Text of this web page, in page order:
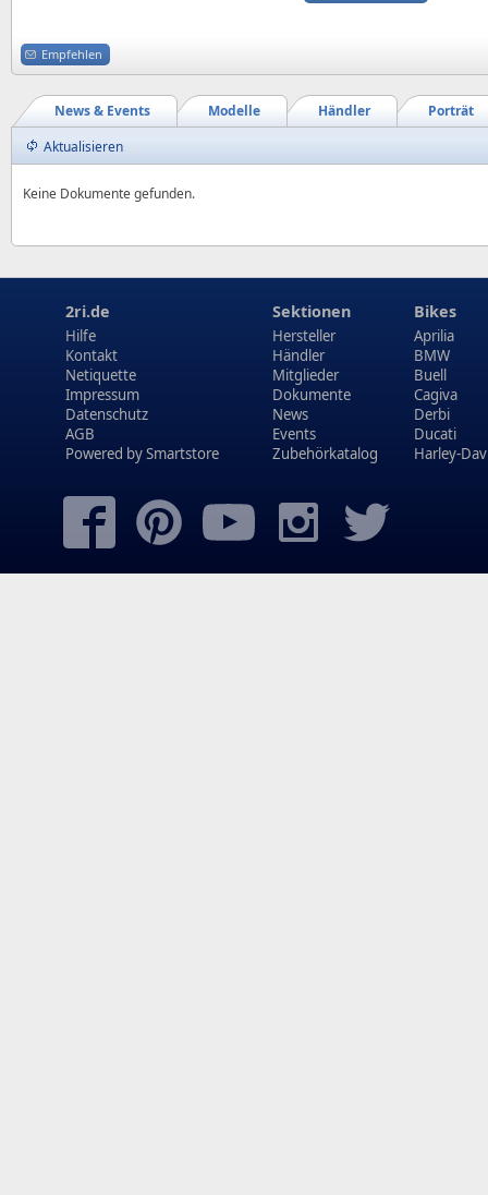
Empfehlen
Porträt
Händler
Modelle
News & Events
Aktualisieren
Keine Dokumente gefunden.
2ri.de
Hilfe
Kontakt
Netiquette
Impressum
Datenschutz
AGB
Powered bySmartstore
Sektionen
Hersteller
Händler
Mitglieder
Dokumente
News
Events
Zubehörkatalog
Bikes
Aprilia
BMW
Buell
Cagiva
Derbi
Ducati
Harley-